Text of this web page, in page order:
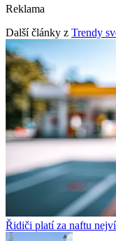
Reklama
Další články z Trendy
Řidiči platí za naftu